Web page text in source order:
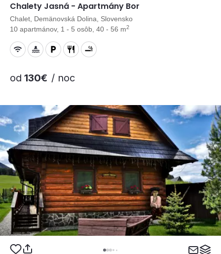
Chalety Jasná - Apartmány Bor
Chalet, Demänovská Dolina, Slovensko
10 apartmánov, 1 - 5 osôb, 40 - 56 m2
od 130€ / noc